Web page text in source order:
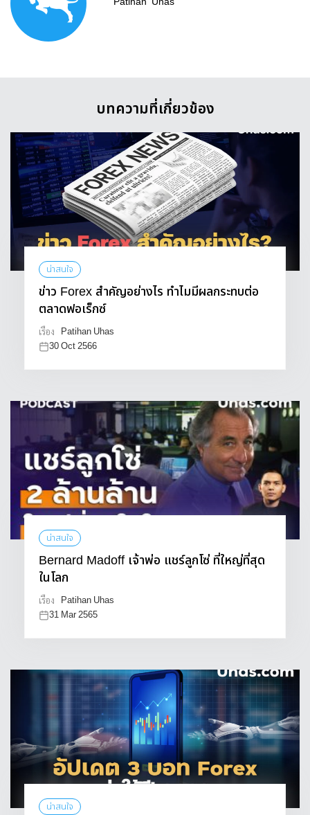
บทความที่เกี่ยวข้อง
น่าสนใจ
ข่าว Forex สำคัญอย่างไร ทำไมมีผลกระทบต่อ
ตลาดฟอเร็กซ์
เรื่อง
Patihan Uhas
30 Oct 2566
น่าสนใจ
Bernard Madoff เจ้าพ่อ แชร์ลูกโซ่ ที่ใหญ่ที่สุด
ในโลก
เรื่อง
Patihan Uhas
31 Mar 2565
น่าสนใจ